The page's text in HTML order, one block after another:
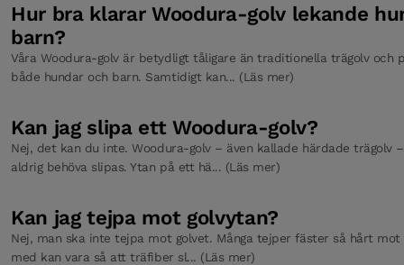
Tröskel badrum Powder White Ek 93 × 830 mm, Pro Mattlack
Bjelin Golvunderlägg PO Foam
Golvskyddspapper
Distanskilar HDF
Hur bra klarar Woodura-golv lekande
barn?
Våra Woodura-golv är betydligt tåligare än traditionella trägolv och
både hundar och barn. Samtidigt kan... (Läs mer)
Kan jag slipa ett Woodura-golv?
Nej, det kan du inte. Woodura-golv – även kallade härdade trägolv
aldrig behöva slipas. Ytan på ett hä... (Läs mer)
Kan jag tejpa mot golvytan?
Nej, man ska inte tejpa mot golvet. Många tejper fäster så hårt
med kan vara så att träfiber sl... (Läs mer)